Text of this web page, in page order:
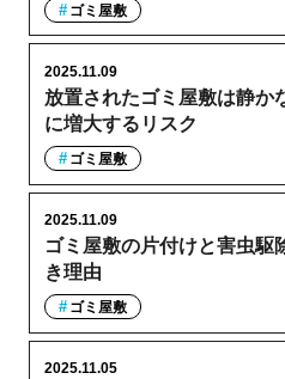
ゴミ屋敷
放置されたゴミ屋敷は静か
に増大するリスク
2025.11.09
ゴミ屋敷
ゴミ屋敷の片付けと害虫駆
き理由
2025.11.09
ゴミ屋敷
2025.11.05